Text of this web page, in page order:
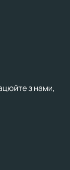
з нами,